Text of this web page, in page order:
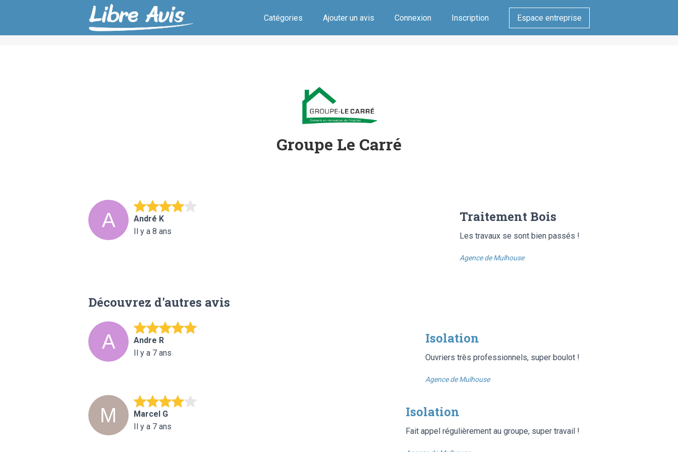
Catégories Ajouter un avis Connexion Inscription Espace entreprise
Groupe Le Carré
André K
Il y a 8 ans
Traitement Bois
Les travaux se sont bien passés !
Agence de Mulhouse
Découvrez d'autres avis
Andre R
Il y a 7 ans
Isolation
Ouvriers très professionnels, super boulot !
Agence de Mulhouse
Marcel G
Il y a 7 ans
Isolation
Fait appel régulièrement au groupe, super travail !